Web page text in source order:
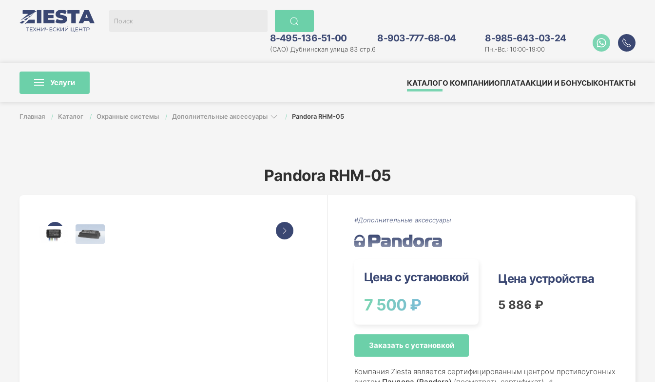
Перейти к содержимому
8-495-136-51-00
(САО) Дубнинская улица 83 стр.6
8-903-777-68-04 8-985-643-03-24
Пн.-Вс.: 10:00-19:00
Услуги КАТАЛОГО КОМПАНИИОПЛАТААКЦИИ И БОНУСЫКОНТАКТЫ
Главная Каталог Охранные системы Дополнительные аксессуары Pandora RHM-05
Pandora RHM-05
#Дополнительные аксессуары
Цена устройства
5 886 ₽
Цена с установкой
7 500 ₽
Заказать с установкой
Компания Ziesta является сертифицированным центром противоугонных